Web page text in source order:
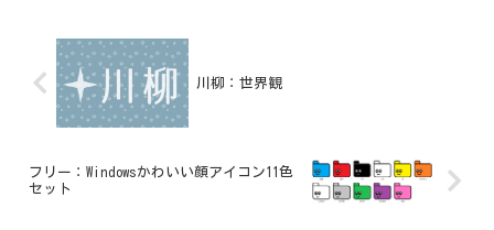
川柳：世界観
フリー：Windowsかわいい顔アイコン11色
セット